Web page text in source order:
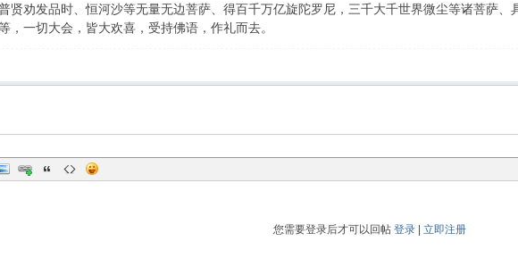
劝发品时、恒河沙等无量无边菩萨、得百千万亿旋陀罗尼，三千大千世界微尘等诸菩萨、
，一切大会，皆大欢喜，受持佛语，作礼而去。
您需要登录后才可以回帖登录 |立即注册